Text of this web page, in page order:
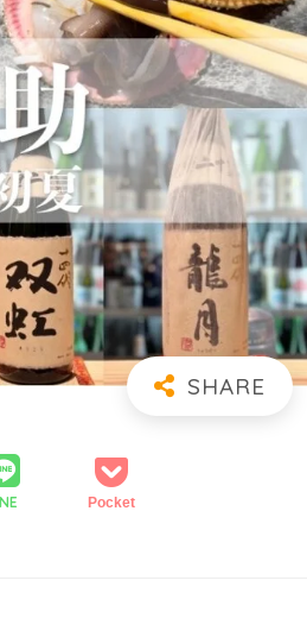
Pocket